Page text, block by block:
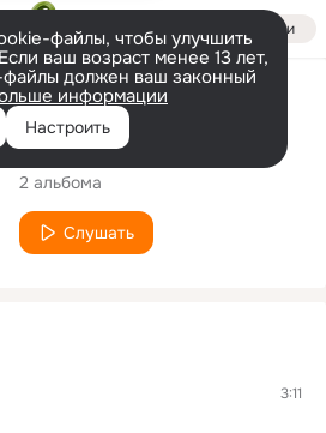
Войти
файлы, чтобы улучшить
ваш возраст менее 13 лет,
файлы должен ваш законный
информации
Настроить
Исполнитель
SOLIST
2 альбома
Слушать
3:11